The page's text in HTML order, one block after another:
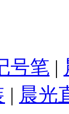
号笔 |
| 晨光